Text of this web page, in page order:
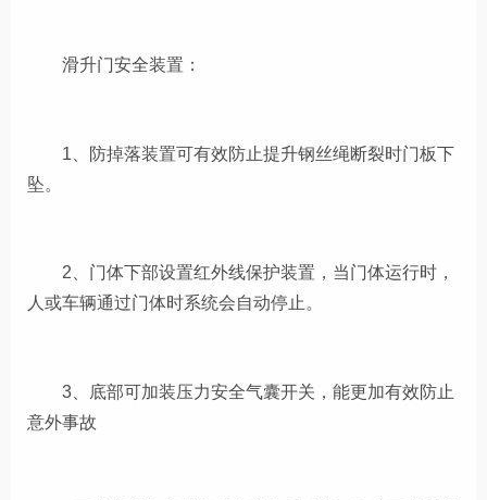
滑升门安全装置：
1、防掉落装置可有效防止提升钢丝绳断裂时门板下
坠。
2、门体下部设置红外线保护装置，当门体运行时，
人或车辆通过门体时系统会自动停止。
3、底部可加装压力安全气囊开关，能更加有效防止
意外事故